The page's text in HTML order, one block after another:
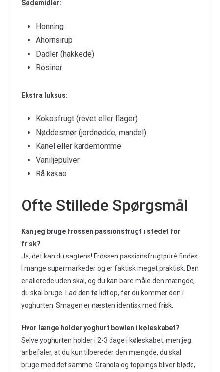
Sødemidler:
Honning
Ahornsirup
Dadler (hakkede)
Rosiner
Ekstra luksus:
Kokosfrugt (revet eller flager)
Nøddesmør (jordnødde, mandel)
Kanel eller kardemomme
Vaniljepulver
Rå kakao
Ofte Stillede Spørgsmål
Kan jeg bruge frossen passionsfrugt i stedet for
frisk?
Ja, det kan du sagtens! Frossen passionsfrugtpuré findes
i mange supermarkeder og er faktisk meget praktisk. Den
er allerede uden skal, og du kan bare måle den mængde,
du skal bruge. Lad den tø lidt op, før du kommer den i
yoghurten. Smagen er næsten identisk med frisk.
Hvor længe holder yoghurt bowlen i køleskabet?
Selve yoghurten holder i 2-3 dage i køleskabet, men jeg
anbefaler, at du kun tilbereder den mængde, du skal
bruge med det samme. Granola og toppings bliver bløde,